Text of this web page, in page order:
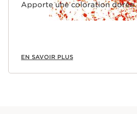
Apporte une coloration dorée.
EN SAVOIR PLUS